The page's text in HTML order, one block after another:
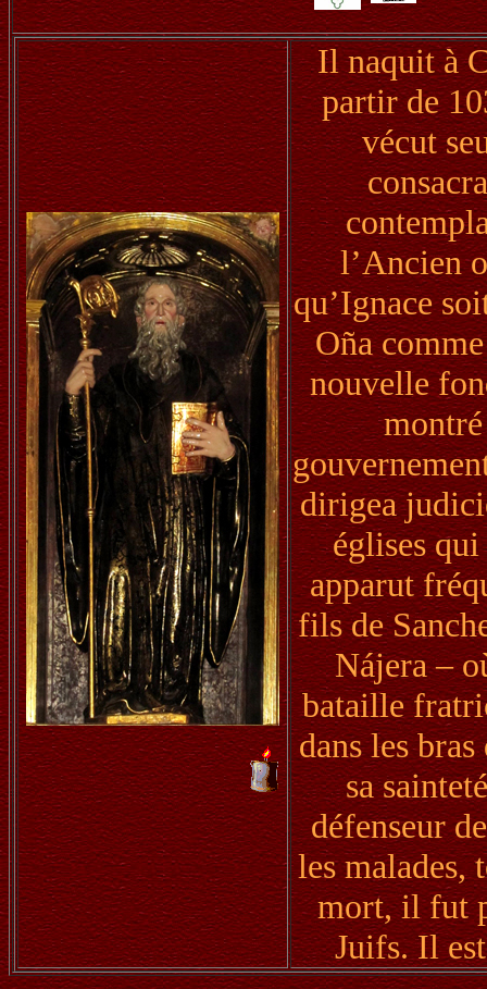
Il naquit à
partir de
vécut
l’Ancien
qu’Ignace
Oña
nouvelle
dirigea
églises
apparut
fils de
Nájera –
bataille
dans les
sa
défenseur
les malades,
mort, il fut
Juifs. Il